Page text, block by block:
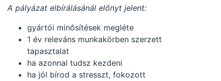
A pályázat elbírálásánál előnyt jelent:
gyártói minősítések megléte
1 év releváns munkakörben szerzett
tapasztalat
ha azonnal tudsz kezdeni
ha jól bírod a stresszt, fokozott